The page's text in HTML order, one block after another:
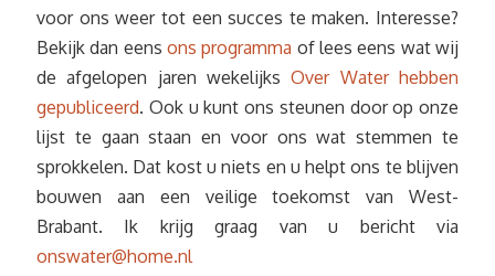
voor ons weer tot een succes te maken. Interesse?
Bekijk dan eens ons programma of lees eens wat wij
de afgelopen jaren wekelijksOver Water hebben
gepubliceerd. Ook u kunt ons steunen door op onze
lijst te gaan staan en voor ons wat stemmen te
sprokkelen. Dat kost u niets en u helpt ons te blijven
bouwen aan een veilige toekomst van West-
Brabant. Ik krijg graag van u bericht via
onswater@home.nl